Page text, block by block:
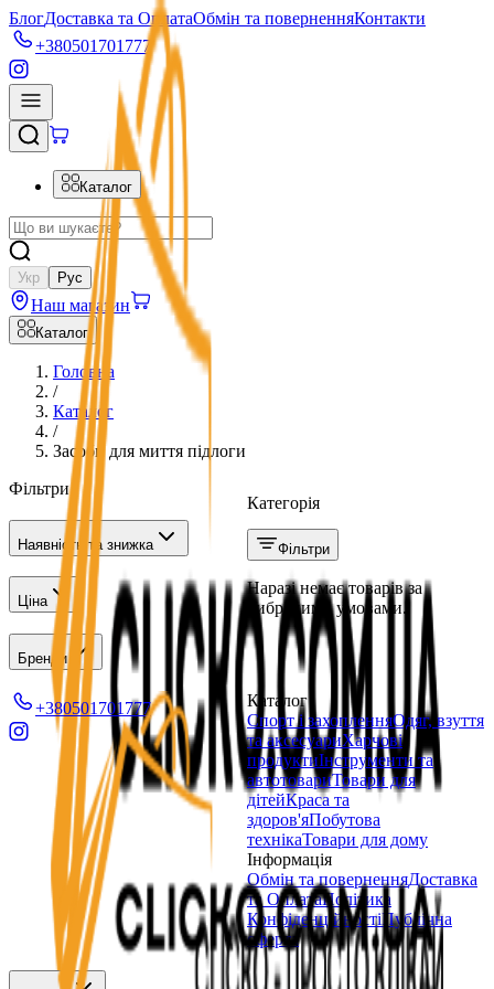
БлогДоставка та ОплатаОбмін та поверненняКонтакти
+380501701777
Каталог
Укр Рус
Наш магазин
Каталог
Головна
/
Каталог
/
Засоби для миття підлоги
Фільтри
Наявність та знижка
Ціна
Бренди
Категорія
Фільтри
Наразі немає товарів за
вибраними умовами.
+380501701777
Каталог
Спорт і захопленняОдяг, взуття
та аксесуариХарчові
продуктиІнструменти та
автотовариТовари для
дітейКраса та
здоров'яПобутова
технікаТовари для дому
Інформація
Обмін та поверненняДоставка
та ОплатаПолітика
КонфіденційностіПублічна
оферта